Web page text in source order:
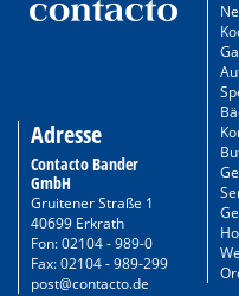
Adresse
Contacto Bander
GmbH
Gruitener Straße 1
40699 Erkrath
Fon: 02104 - 989-0
Fax: 02104 - 989-299
post@contacto.de